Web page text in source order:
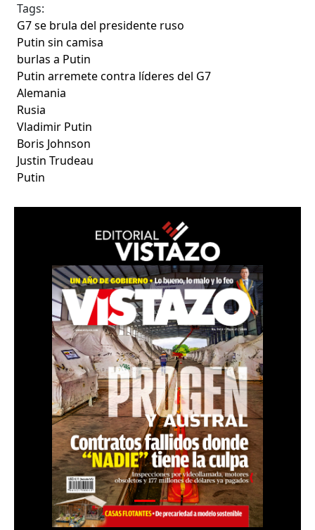
Tags:
G7 se brula del presidente ruso
Putin sin camisa
burlas a Putin
Putin arremete contra líderes del G7
Alemania
Rusia
Vladimir Putin
Boris Johnson
Justin Trudeau
Putin